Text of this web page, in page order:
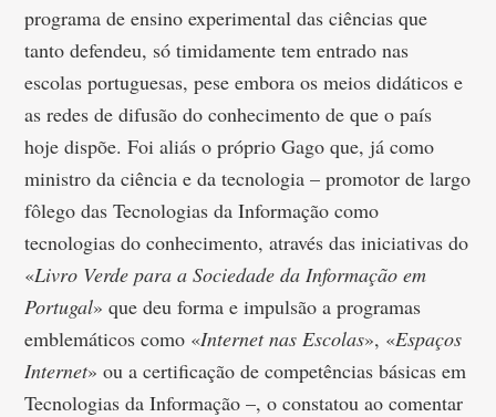
programa de ensino experimental das ciências que
tanto defendeu, só timidamente tem entrado nas
escolas portuguesas, pese embora os meios didáticos e
as redes de difusão do conhecimento de que o país
hoje dispõe. Foi aliás o próprio Gago que, já como
ministro da ciência e da tecnologia – promotor de largo
fôlego das Tecnologias da Informação como
tecnologias do conhecimento, através das iniciativas do
«Livro Verde para a Sociedade da Informação em
Portugal» que deu forma e impulsão a programas
emblemáticos como «Internet nas Escolas», «Espaços
Internet» ou a certificação de competências básicas em
Tecnologias da Informação –, o constatou ao comentar